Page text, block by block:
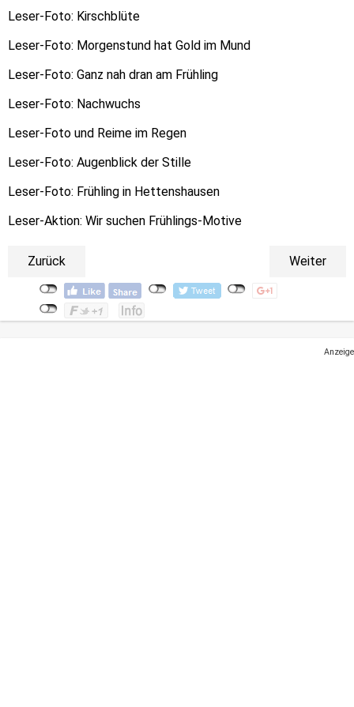
Leser-Foto: Kirschblüte
Leser-Foto: Morgenstund hat Gold im Mund
Leser-Foto: Ganz nah dran am Frühling
Leser-Foto: Nachwuchs
Leser-Foto und Reime im Regen
Leser-Foto: Augenblick der Stille
Leser-Foto: Frühling in Hettenshausen
Leser-Aktion: Wir suchen Frühlings-Motive
Zurück Weiter
Anzeige